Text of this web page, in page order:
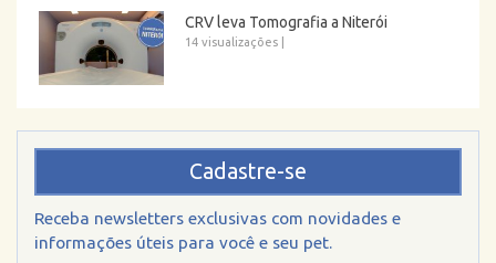
CRV leva Tomografia a Niterói
14 visualizações
Cadastre-se
Receba newsletters exclusivas com novidades e
informações úteis para você e seu pet.